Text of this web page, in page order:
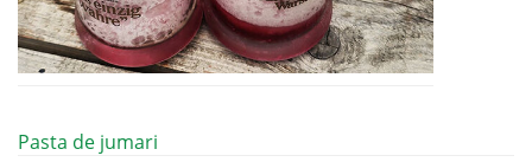
Pasta de jumari